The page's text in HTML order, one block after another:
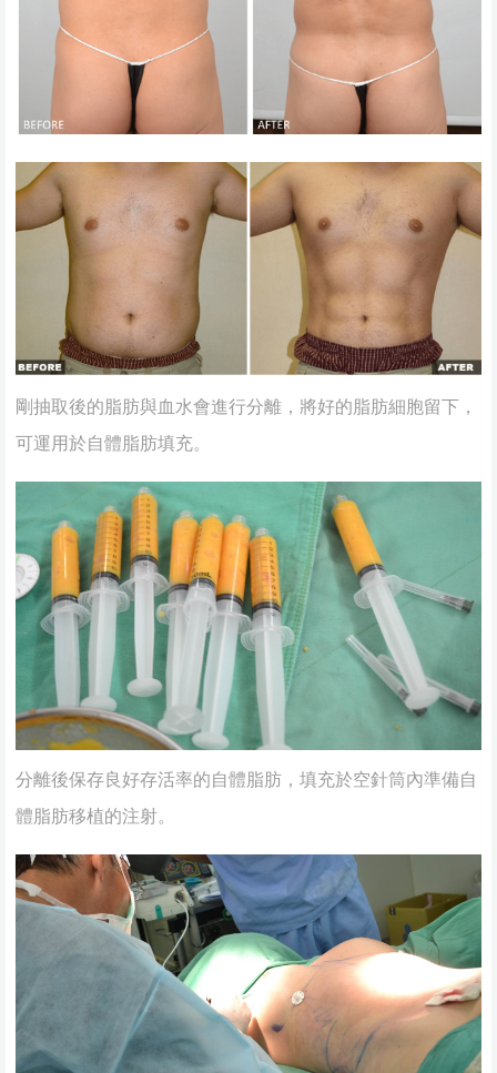
剛抽取後的脂肪與血水會進行分離，將好的脂肪細胞留下，
可運用於自體脂肪填充。
分離後保存良好存活率的自體脂肪，填充於空針筒內準備自
體脂肪移植的注射。